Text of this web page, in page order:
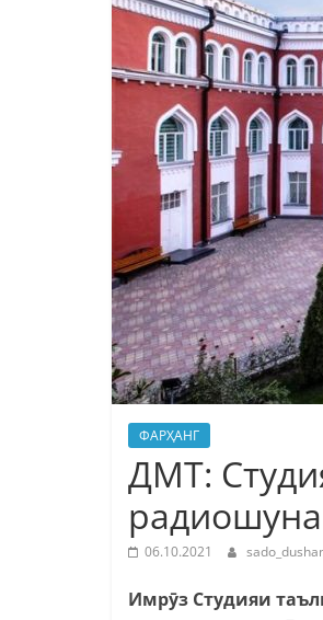
ФАРҲАНГ
ДМТ:
06.10.2021
Имрӯз Студияи